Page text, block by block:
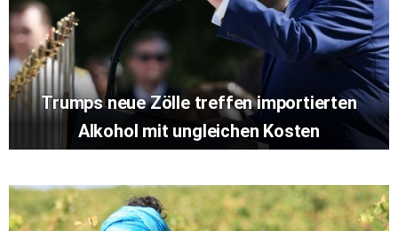
Trumps neue Zölle treffen importierten
Alkohol mit ungleichen Kosten